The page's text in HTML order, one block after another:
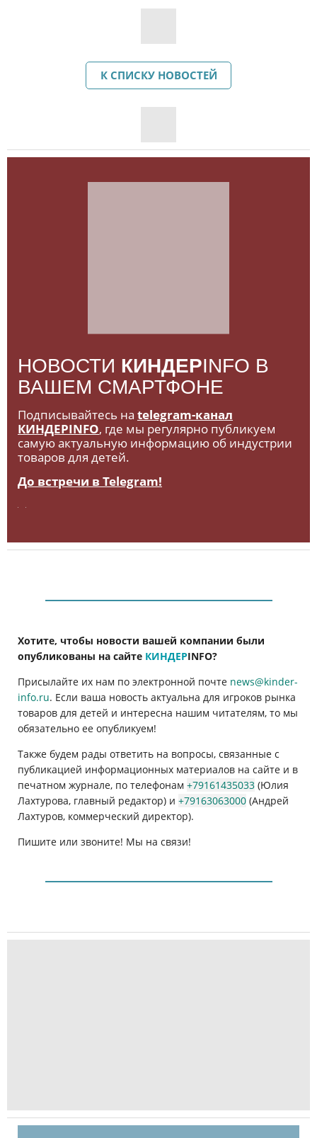
К СПИСКУ НОВОСТЕЙ
НОВОСТИ КИНДЕРINFO В
ВАШЕМ СМАРТФОНЕ
Подписывайтесь на telegram-канал
КИНДЕРINFO, где мы регулярно публикуем
самую актуальную информацию об индустрии
товаров для детей.
До встречи в Telegram!
Хотите, чтобы новости вашей компании были
опубликованы на сайте КИНДЕРINFO?
Присылайте их нам по электронной почте news@kinder-
info.ru. Если ваша новость актуальна для игроков рынка
товаров для детей и интересна нашим читателям, то мы
обязательно ее опубликуем!
Также будем рады ответить на вопросы, связанные с
публикацией информационных материалов на сайте и в
печатном журнале, по телефонам +79161435033 (Юлия
Лахтурова, главный редактор) и +79163063000 (Андрей
Лахтуров, коммерческий директор).
Пишите или звоните! Мы на связи!